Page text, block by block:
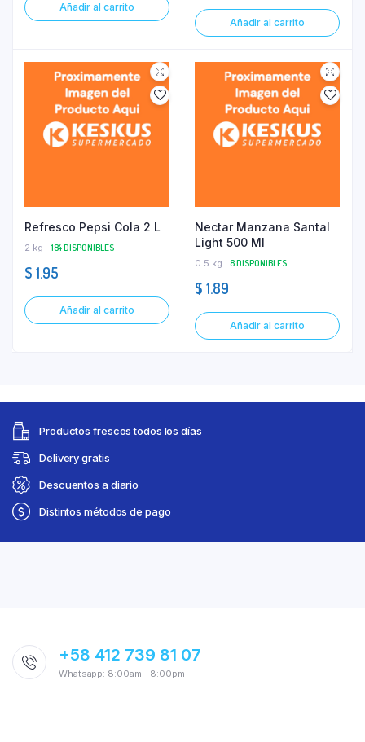
Añadir al carrito
Añadir al carrito
Refresco Pepsi Cola 2 L
2 kg 184 DISPONIBLES
$ 1.95
Añadir al carrito
Nectar Manzana Santal
Light 500 Ml
0.5 kg 8 DISPONIBLES
$ 1.89
Añadir al carrito
Productos frescos todos los días
Delivery gratis
Descuentos a diario
Distintos métodos de pago
+58 412 739 81 07
Whatsapp: 8:00am - 8:00pm